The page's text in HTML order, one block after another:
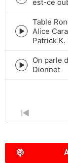
play
icon
est-ce
Episode
play
Table
Alice
Patrick
Episode
play
On parle
Dionnet
PREVIOUS
EPISODE